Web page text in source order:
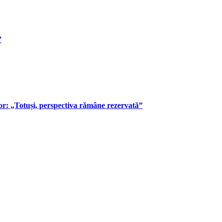
„Totuși, perspectiva rămâne rezervată”